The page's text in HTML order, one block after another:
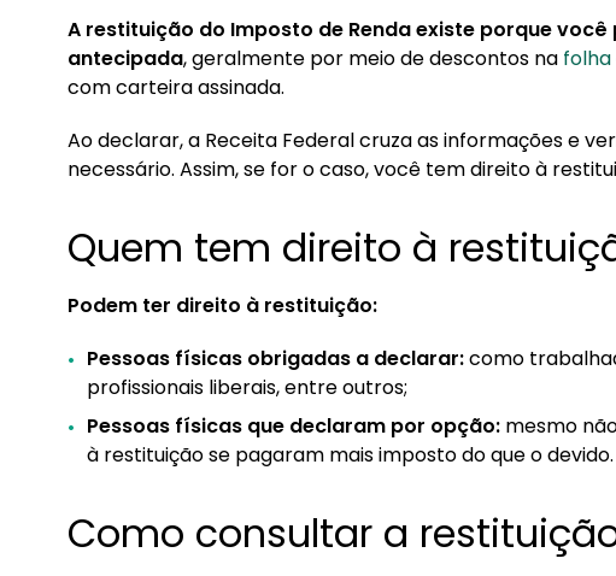
A restituição do Imposto de Renda existe porque
antecipada, geralmente por meio de descontos na
com carteira assinada.
Ao declarar, a Receita Federal cruza as informações e
necessário. Assim, se for o caso, você tem direito à
Quem tem direito à
Podem ter direito à restituição:
Pessoas físicas obrigadas a declarar:como
profissionais liberais, entre outros;
Pessoas físicas que declaram por opção: mesmo
à restituição se pagaram mais imposto do que o devido.
Como consultar a